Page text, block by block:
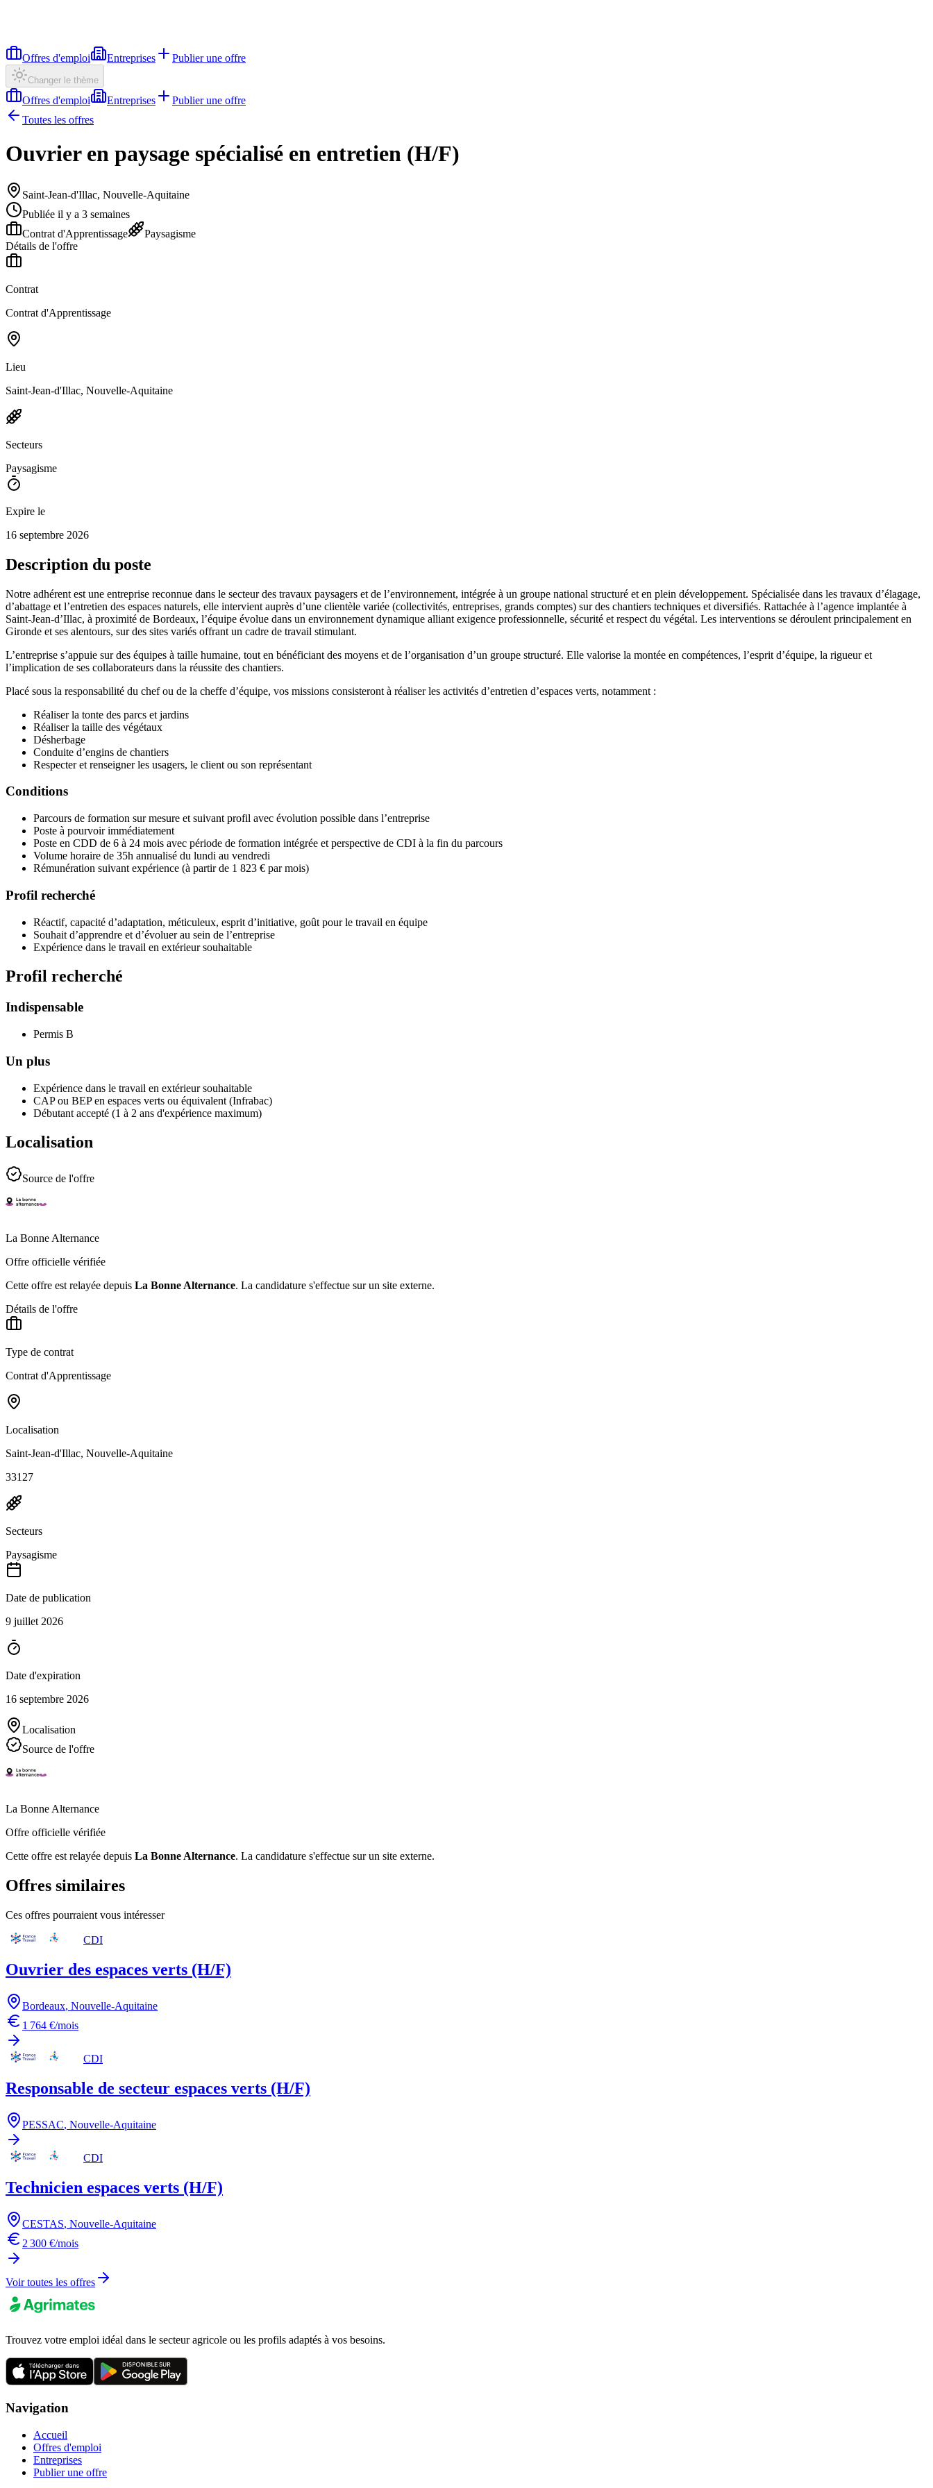
Offres d'emploi Entreprises Publier une offre
Changer le thème
Offres d'emploi Entreprises
Publier une offre
Toutes les offres
Ouvrier en paysage spécialisé en entretien (H/F)
Saint-Jean-d'Illac, Nouvelle-Aquitaine
Publiée il y a 3 semaines
Contrat d'Apprentissage
Paysagisme
Détails de l'offre
Contrat
Contrat d'Apprentissage
Lieu
Saint-Jean-d'Illac, Nouvelle-Aquitaine
Secteurs
Paysagisme
Expire le
16 septembre 2026
Description du poste
Notre adhérent est une entreprise reconnue dans le secteur des travaux paysagers et de l’environnement, intégrée à un groupe national structuré et en plein développement. Spécialisée dans les travaux d’élagage,
d’abattage et l’entretien des espaces naturels, elle intervient auprès d’une clientèle variée (collectivités, entreprises, grands comptes) sur des chantiers techniques et diversifiés. Rattachée à l’agence implantée à
Saint-Jean-d’Illac, à proximité de Bordeaux, l’équipe évolue dans un environnement dynamique alliant exigence professionnelle, sécurité et respect du végétal. Les interventions se déroulent principalement en
Gironde et ses alentours, sur des sites variés offrant un cadre de travail stimulant.
L’entreprise s’appuie sur des équipes à taille humaine, tout en bénéficiant des moyens et de l’organisation d’un groupe structuré. Elle valorise la montée en compétences, l’esprit d’équipe, la rigueur et
l’implication de ses collaborateurs dans la réussite des chantiers.
Placé sous la responsabilité du chef ou de la cheffe d’équipe, vos missions consisteront à réaliser les activités d’entretien d’espaces verts, notamment :
Réaliser la tonte des parcs et jardins
Réaliser la taille des végétaux
Désherbage
Conduite d’engins de chantiers
Respecter et renseigner les usagers, le client ou son représentant
Conditions
Parcours de formation sur mesure et suivant profil avec évolution possible dans l’entreprise
Poste à pourvoir immédiatement
Poste en CDD de 6 à 24 mois avec période de formation intégrée et perspective de CDI à la fin du parcours
Volume horaire de 35h annualisé du lundi au vendredi
Rémunération suivant expérience (à partir de 1 823 € par mois)
Profil recherché
Réactif, capacité d’adaptation, méticuleux, esprit d’initiative, goût pour le travail en équipe
Souhait d’apprendre et d’évoluer au sein de l’entreprise
Expérience dans le travail en extérieur souhaitable
Profil recherché
Indispensable
Permis B
Un plus
Expérience dans le travail en extérieur souhaitable
CAP ou BEP en espaces verts ou équivalent (Infrabac)
Débutant accepté (1 à 2 ans d'expérience maximum)
Localisation
Source de l'offre
La Bonne Alternance
Offre officielle vérifiée
Cette offre est relayée depuis La Bonne Alternance. La candidature s'effectue sur un site externe.
Détails de l'offre
Type de contrat
Contrat d'Apprentissage
Localisation
Saint-Jean-d'Illac, Nouvelle-Aquitaine
33127
Secteurs
Paysagisme
Date de publication
9 juillet 2026
Date d'expiration
16 septembre 2026
Localisation
Source de l'offre
La Bonne Alternance
Offre officielle vérifiée
Cette offre est relayée depuis La Bonne Alternance. La candidature s'effectue sur un site externe.
Offres similaires
Ces offres pourraient vous intéresser
CDI
Ouvrier des espaces verts (H/F)
Bordeaux, Nouvelle-Aquitaine
1 764 €/mois
CDI
Responsable de secteur espaces verts (H/F)
PESSAC, Nouvelle-Aquitaine
CDI
Technicien espaces verts (H/F)
CESTAS, Nouvelle-Aquitaine
2 300 €/mois
Voir toutes les offres
Trouvez votre emploi idéal dans le secteur agricole ou les profils adaptés à vos besoins.
Navigation
Accueil
Offres d'emploi
Entreprises
Publier une offre